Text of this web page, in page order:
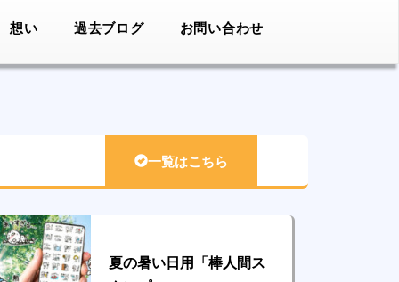
想い 過去ブログ お問い合わせ
一覧はこちら
夏の暑い日用「棒人間ス